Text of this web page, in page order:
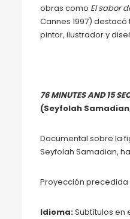
obras como El sabor
Cannes 1997)
pintor, ilustrador y
76 MINUTES AND 15
(Seyfolah
Documental sobre la
Seyfolah Samadian,
Proyección
Idioma:Subtítulos en